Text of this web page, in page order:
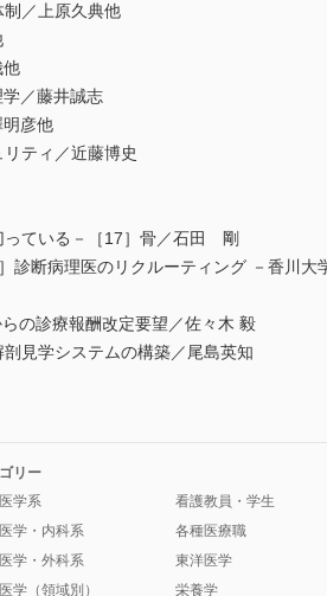
／上原久典他
他
／藤井誠志
彦他
ティ／近藤博史
っている－［17］骨／石田 剛
診断病理医のリクルーティング －香川
の診療報酬改定要望／佐々木 毅
見学システムの構築／尾島英知
リー
学系
学・内科系
学・外科系
学（領域別）
看護教員・学生
各種医療職
東洋医学
栄養学